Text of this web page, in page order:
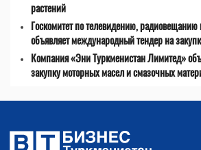
растений
Госкомитет по телевидению,
объявляет международный тендер на
Компания «Эни Туркменистан Лимитед»
закупку моторных масел и смазочных